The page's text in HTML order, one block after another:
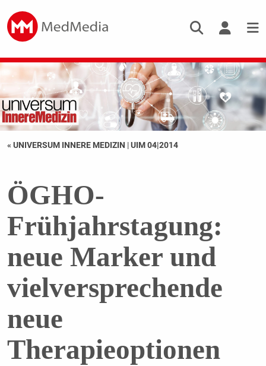
« UNIVERSUM INNERE MEDIZIN |UIM 04|2014
ÖGHO-
Frühjahrstagung:
neue Marker und
vielversprechende
neue
Therapieoptionen